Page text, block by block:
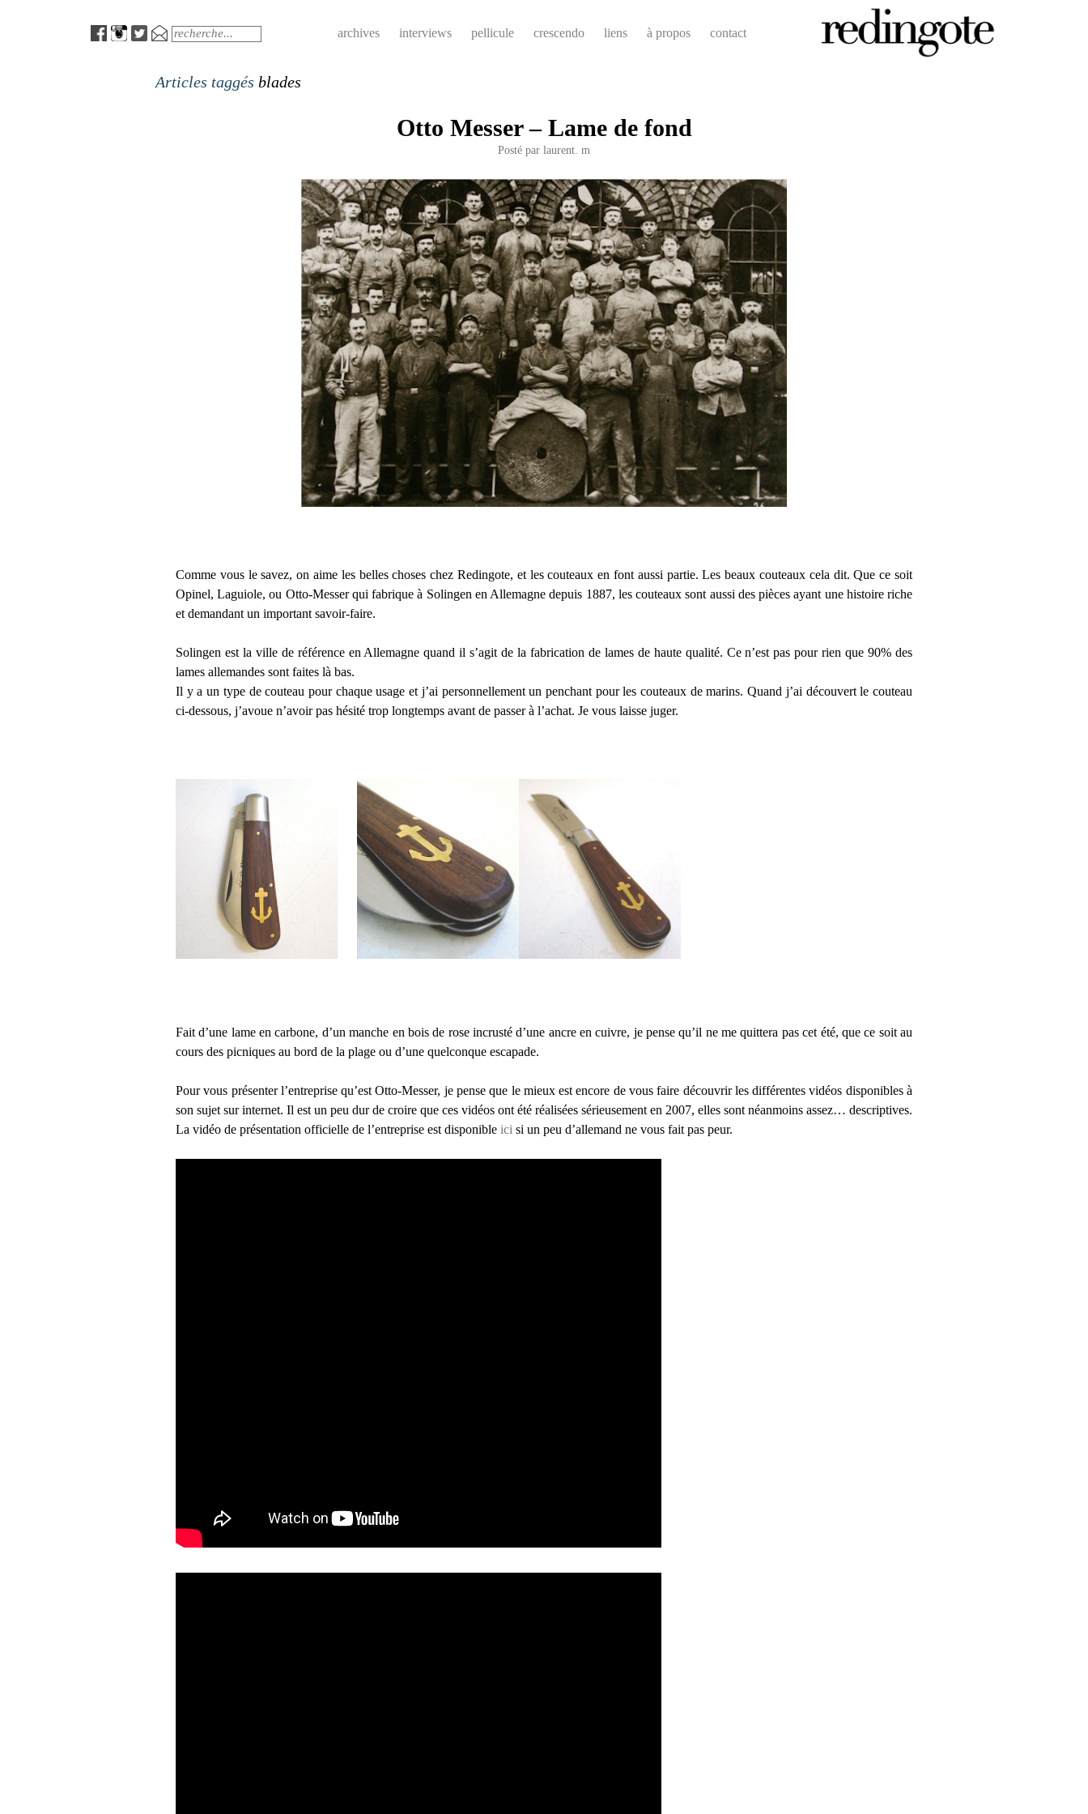
MenuSearch archives interviews pellicule crescendo liens à propos contact
Articles taggés blades
Otto Messer – Lame de fond
Posté par laurent. m
Comme vous le savez, on aime les belles choses chez Redingote, et les couteaux en font aussi partie. Les beaux couteaux cela dit. Que ce soit
Opinel, Laguiole, ou Otto-Messer qui fabrique à Solingen en Allemagne depuis 1887, les couteaux sont aussi des pièces ayant une histoire riche
et demandant un important savoir-faire.
Solingen est la ville de référence en Allemagne quand il s’agit de la fabrication de lames de haute qualité. Ce n’est pas pour rien que 90% des
lames allemandes sont faites là bas.
Il y a un type de couteau pour chaque usage et j’ai personnellement un penchant pour les couteaux de marins. Quand j’ai découvert le couteau
ci-dessous, j’avoue n’avoir pas hésité trop longtemps avant de passer à l’achat. Je vous laisse juger.
Fait d’une lame en carbone, d’un manche en bois de rose incrusté d’une ancre en cuivre, je pense qu’il ne me quittera pas cet été, que ce soit au
cours des picniques au bord de la plage ou d’une quelconque escapade.
Pour vous présenter l’entreprise qu’est Otto-Messer, je pense que le mieux est encore de vous faire découvrir les différentes vidéos disponibles à
son sujet sur internet. Il est un peu dur de croire que ces vidéos ont été réalisées sérieusement en 2007, elles sont néanmoins assez… descriptives.
La vidéo de présentation officielle de l’entreprise est disponible ici si un peu d’allemand ne vous fait pas peur.